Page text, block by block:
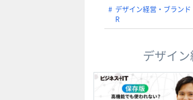
デザイン経営・ブランド
R
デザイ